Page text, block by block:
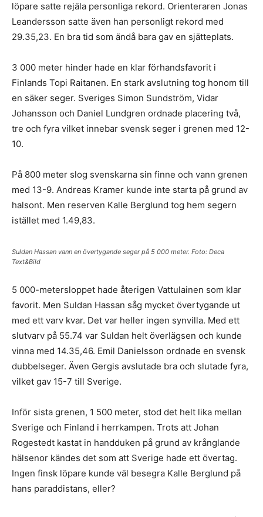
löpare satte rejäla personliga rekord. Orienteraren Jonas
Leandersson satte även han personligt rekord med
29.35,23. En bra tid som ändå bara gav en sjätteplats.
3 000 meter hinder hade en klar förhandsfavorit i
Finlands Topi Raitanen. En stark avslutning tog honom till
en säker seger. Sveriges Simon Sundström, Vidar
Johansson och Daniel Lundgren ordnade placering två,
tre och fyra vilket innebar svensk seger i grenen med 12-
10.
På 800 meter slog svenskarna sin finne och vann grenen
med 13-9. Andreas Kramer kunde inte starta på grund av
halsont. Men reserven Kalle Berglund tog hem segern
istället med 1.49,83.
Suldan Hassan vann en övertygande seger på 5 000 meter. Foto: Deca
Text&Bild
5 000-metersloppet hade återigen Vattulainen som klar
favorit. Men Suldan Hassan såg mycket övertygande ut
med ett varv kvar. Det var heller ingen synvilla. Med ett
slutvarv på 55.74 var Suldan helt överlägsen och kunde
vinna med 14.35,46. Emil Danielsson ordnade en svensk
dubbelseger. Även Gergis avslutade bra och slutade fyra,
vilket gav 15-7 till Sverige.
Inför sista grenen, 1 500 meter, stod det helt lika mellan
Sverige och Finland i herrkampen. Trots att Johan
Rogestedt kastat in handduken på grund av krånglande
hälsenor kändes det som att Sverige hade ett övertag.
Ingen finsk löpare kunde väl besegra Kalle Berglund på
hans paraddistans, eller?